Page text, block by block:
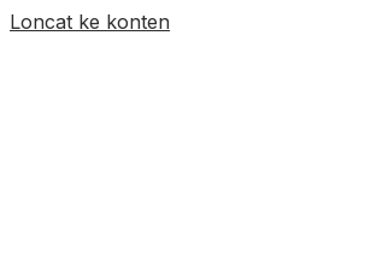
Loncat ke konten